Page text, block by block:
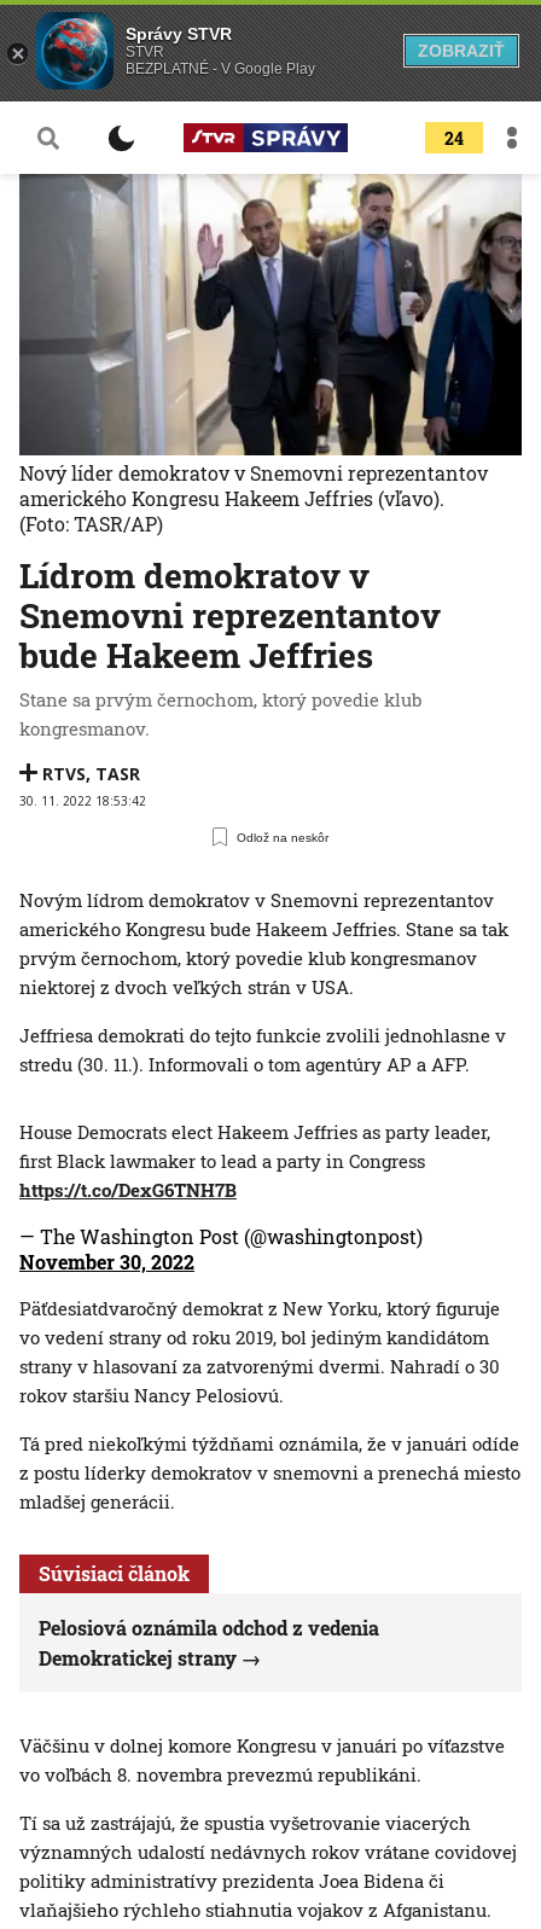
24
Lídrom demokratov v
Snemovni reprezentantov
bude Hakeem Jeffries
Stane sa prvým černochom, ktorý povedie klub
kongresmanov.
RTVS, TASR
30. 11. 2022 18:53:42
Odlož na neskôr
Nový líder demokratov v Snemovni reprezentantov
amerického Kongresu Hakeem Jeffries (vľavo).
(Foto: TASR/AP)
Novým lídrom demokratov v Snemovni reprezentantov
amerického Kongresu bude Hakeem Jeffries. Stane sa tak
prvým černochom, ktorý povedie klub kongresmanov
niektorej z dvoch veľkých strán v USA.
Jeffriesa demokrati do tejto funkcie zvolili jednohlasne v
stredu (30. 11.). Informovali o tom agentúry AP a AFP.
House Democrats elect Hakeem Jeffries as party leader,
first Black lawmaker to lead a party in Congress
https://t.co/DexG6TNH7B
— The Washington Post (@washingtonpost)
November 30, 2022
Päťdesiatdvaročný demokrat z New Yorku, ktorý figuruje
vo vedení strany od roku 2019, bol jediným kandidátom
strany v hlasovaní za zatvorenými dvermi. Nahradí o 30
rokov staršiu Nancy Pelosiovú.
Tá pred niekoľkými týždňami oznámila, že v januári odíde
z postu líderky demokratov v snemovni a prenechá miesto
mladšej generácii.
Súvisiaci článok
Pelosiová oznámila odchod z vedenia
Demokratickej strany
Väčšinu v dolnej komore Kongresu v januári po víťazstve
vo voľbách 8. novembra prevezmú republikáni.
Tí sa už zastrájajú, že spustia vyšetrovanie viacerých
významných udalostí nedávnych rokov vrátane covidovej
politiky administratívy prezidenta Joea Bidena či
vlaňajšieho rýchleho stiahnutia vojakov z Afganistanu.
Správy STVR
STVR
BEZPLATNÉ - V Google Play
ZOBRAZIŤ